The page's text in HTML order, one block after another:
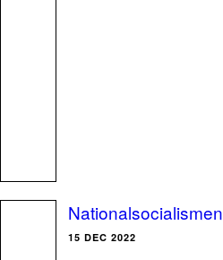
Nationalsocialismen
15 DEC 2022